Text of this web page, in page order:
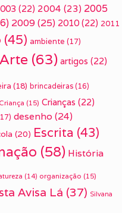
(22) 2004 (23) 2005
2009(25) 2010 (22) 2011
(45) ambiente (17)
Arte (63) artigos (22)
(18) brincadeiras (16)
Criança (15) Crianças (22)
desenho (24)
(20) Escrita (43)
(58) História
(14) organização (15)
Avisa Lá (37) Silvana